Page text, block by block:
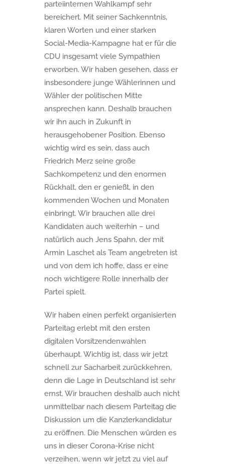
parteiinternen Wahlkampf sehr
bereichert. Mit seiner Sachkenntnis,
klaren Worten und einer starken
Social-Media-Kampagne hat er für die
CDU insgesamt viele Sympathien
erworben. Wir haben gesehen, dass er
insbesondere junge Wählerinnen und
Wähler der politischen Mitte
ansprechen kann. Deshalb brauchen
wir ihn auch in Zukunft in
herausgehobener Position. Ebenso
wichtig wird es sein, dass auch
Friedrich Merz seine große
Sachkompetenz und den enormen
Rückhalt, den er genießt, in den
kommenden Wochen und Monaten
einbringt. Wir brauchen alle drei
Kandidaten auch weiterhin – und
natürlich auch Jens Spahn, der mit
Armin Laschet als Team angetreten ist
und von dem ich hoffe, dass er eine
noch wichtigere Rolle innerhalb der
Partei spielt.
Wir haben einen perfekt organisierten
Parteitag erlebt mit den ersten
digitalen Vorsitzendenwahlen
überhaupt. Wichtig ist, dass wir jetzt
schnell zur Sacharbeit zurückkehren,
denn die Lage in Deutschland ist sehr
ernst. Wir brauchen deshalb auch nicht
unmittelbar nach diesem Parteitag die
Diskussion um die Kanzlerkandidatur
zu eröffnen. Die Menschen würden es
uns in dieser Corona-Krise nicht
verzeihen, wenn wir jetzt zu viel auf